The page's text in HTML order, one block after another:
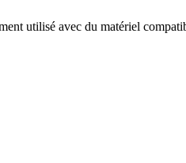
utilisé avec du matériel